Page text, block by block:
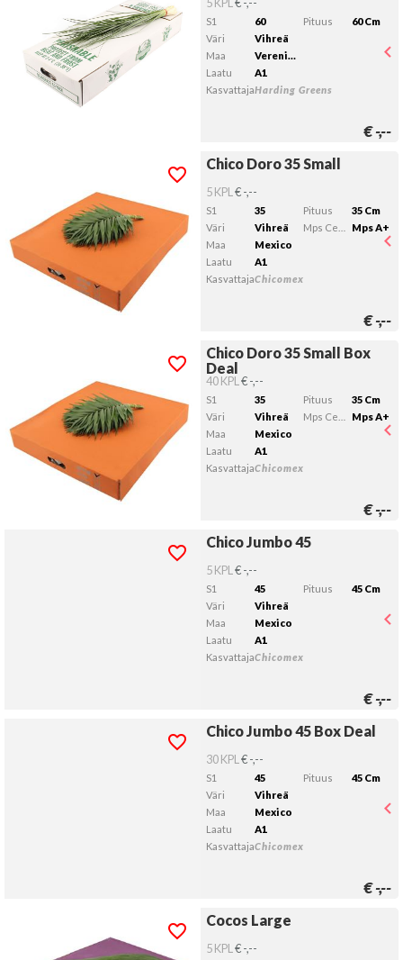
S1 60 Pituus
60 Cm
Väri
Vihreä
Maa
Verenigde Staten
Laatu
A1
KasvattajaHarding Greens
€-,--
Chico Doro 35 Small
5 KPL € -,--
S1 35 Pituus
35 Cm
Väri
Vihreä
Mps A+
Maa
Mexico
Laatu
A1
KasvattajaChicomex
€-,--
Kelvollista lähtöpäivää ei ole valittu.
Chico Doro 35 Small Box
Deal
40 KPL € -,--
S1 35 Pituus
35 Cm
Väri
Vihreä
Mps A+
Maa
Mexico
Laatu
A1
KasvattajaChicomex
€-,--
Chico Doro 35 Small Box Deal
Kelvollista lähtöpäivää ei ole valittu.
Chico Jumbo 45
5 KPL € -,--
S1 45 Pituus
45 Cm
Väri
Vihreä
Maa
Mexico
Laatu
A1
KasvattajaChicomex
€-,--
Kelvollista lähtöpäivää ei ole valittu.
Chico Jumbo 45 Box Deal
30 KPL € -,--
S1 45 Pituus
45 Cm
Väri
Vihreä
Maa
Mexico
Laatu
A1
KasvattajaChicomex
€-,--
Chico Jumbo 45 Box Deal
Kelvollista lähtöpäivää ei ole valittu.
Cocos Large
5 KPL € -,--
Kelvollista lähtöpäivää ei ole valittu.